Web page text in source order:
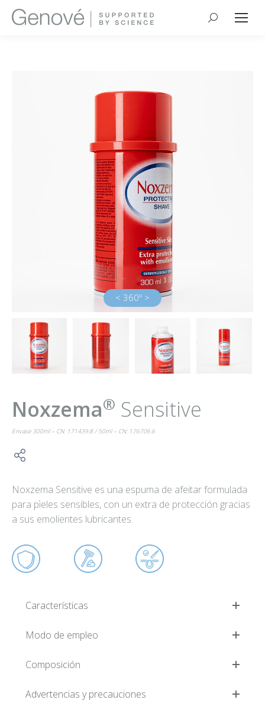
Buscar:
< 360º >
Noxzema® Sensitive
Envase 300ml – CN: 171439.8 / 50ml – CN: 176706.6
Noxzema Sensitive es una espuma de afeitar formulada
para pìeles sensibles, con un extra de protección gracias
a sus emolientes lubricantes.
Características
Modo de empleo
Composición
Advertencias y precauciones